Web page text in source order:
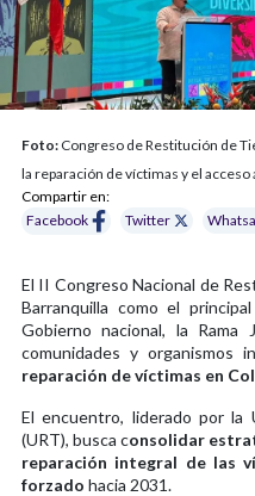
Foto: Congreso de Restitución de
la reparación de víctimas y el
Compartir en:
Facebook
Twitter
El II Congreso Nacional de
Barranquilla como el
Gobierno nacional, la Rama
comunidades y organismos
reparación de víctimas en
El encuentro, liderado por la
(URT), busca consolidar
reparación integral de las
forzado hacia 2031.